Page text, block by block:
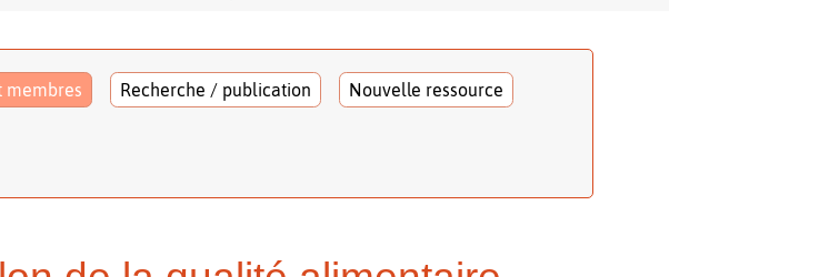
membres Recherche / publication Nouvelle ressource